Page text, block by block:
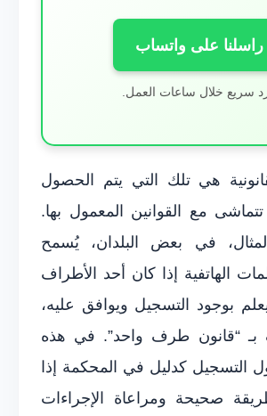
راسلنا على واتساب
سريع خلال ساعات العمل.
هي تلك التي يتم الحصول
مع القوانين المعمول بها.
في بعض البلدان، يُسمح
الهاتفية إذا كان أحد الأطراف
بوجود التسجيل ويوافق عليه،
بـ “قانون طرف واحد”. في هذه
التسجيل كدليل في المحكمة إذا
صحيحة ومراعاة الإجراءات